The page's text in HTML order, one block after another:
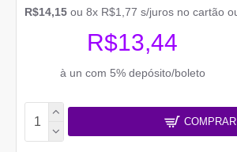
R$14,15 ou 8x R$1,77 s/juros no cartão
R$13,44
à un com 5% depósito/boleto
COMPRAR